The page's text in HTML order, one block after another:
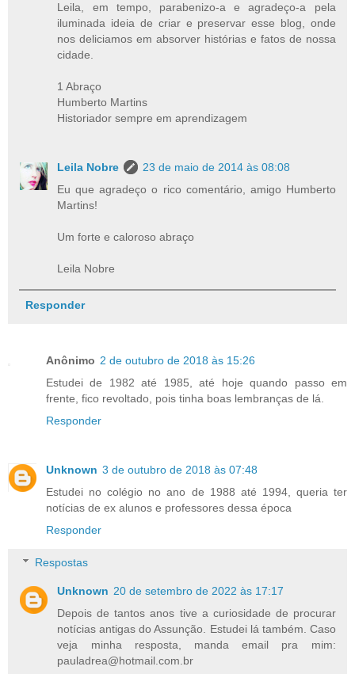
Leila, em tempo, parabenizo-a e agradeço-a pela
iluminada ideia de criar e preservar esse blog, onde
nos deliciamos em absorver histórias e fatos de nossa
cidade.
1 Abraço
Humberto Martins
Historiador sempre em aprendizagem
Leila Nobre
23 de maio de 2014 às 08:08
Eu que agradeço o rico comentário, amigo Humberto
Martins!
Um forte e caloroso abraço
Leila Nobre
Responder
Anônimo 2 de outubro de 2018 às 15:26
Estudei de 1982 até 1985, até hoje quando passo em
frente, fico revoltado, pois tinha boas lembranças de lá.
Responder
Unknown 3 de outubro de 2018 às 07:48
Estudei no colégio no ano de 1988 até 1994, queria ter
notícias de ex alunos e professores dessa época
Responder
Respostas
Unknown 20 de setembro de 2022 às 17:17
Depois de tantos anos tive a curiosidade de procurar
notícias antigas do Assunção. Estudei lá também. Caso
veja minha resposta, manda email pra mim:
pauladrea@hotmail.com.br